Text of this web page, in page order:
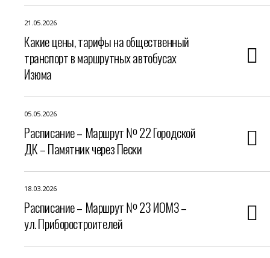
21.05.2026
Какие цены, тарифы на общественный
транспорт в маршрутных автобусах
Изюма
05.05.2026
Расписание – Маршрут № 22 Городской
ДК – Памятник через Пески
18.03.2026
Расписание – Маршрут № 23 ИОМЗ –
ул. Приборостроителей